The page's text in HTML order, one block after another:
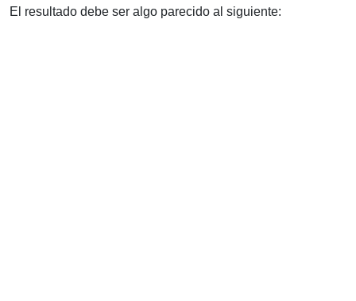
El resultado debe ser algo parecido al siguiente: